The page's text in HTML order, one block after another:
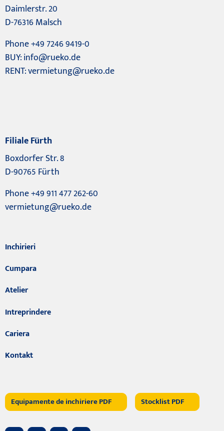
Daimlerstr. 20
D-76316 Malsch
Phone +49 7246 9419-0
BUY:info@rueko.de
RENT:vermietung@rueko.de
Filiale Fürth
Boxdorfer Str. 8
D-90765 Fürth
Phone +49 911 477 262-60
vermietung@rueko.de
Inchirieri
Cumpara
Atelier
Intreprindere
Cariera
Kontakt
Equipamente de inchiriere PDF Stocklist PDF